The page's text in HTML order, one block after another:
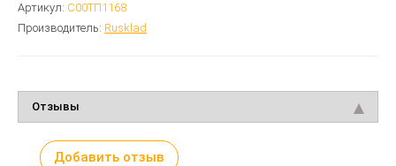
Артикул: С00ТП1168
Производитель: Rusklad
Отзывы
Добавить отзыв